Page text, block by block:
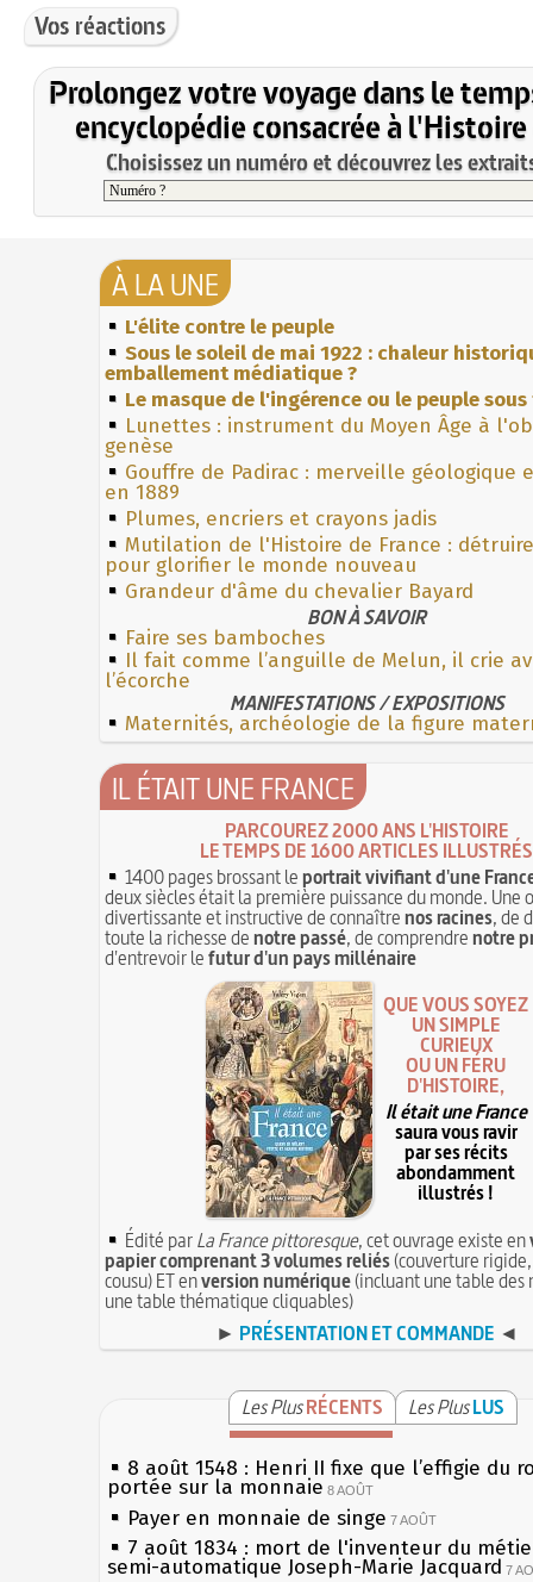
Vos réactions
Prolongez votre voyage dans le
encyclopédie consacrée à l'Histoire
Choisissez un numéro et découvrez les
À LA UNE
L'élite contre le peuple
Sous le soleil de mai 1922 : chaleur
emballement médiatique ?
Le masque de l'ingérence ou le peuple
Lunettes : instrument du Moyen Âge à
genèse
Gouffre de Padirac : merveille géologique
en 1889
Plumes, encriers et crayons jadis
Mutilation de l'Histoire de France :
pour glorifier le monde nouveau
Grandeur d'âme du chevalier Bayard
BON À SAVOIR
Faire ses bamboches
Il fait comme l’anguille de Melun, il crie
l’écorche
MANIFESTATIONS / EXPOSITIONS
Maternités, archéologie de la figure
IL ÉTAIT UNE FRANCE
PARCOUREZ 2000 ANS L'HISTOIRE
LE TEMPS DE 1600 ARTICLES ILLUSTRÉS
1400 pages brossant leportrait vivifiant d'une
deux siècles était la première puissance du monde. Une
divertissante et instructive de connaîtrenos racines, de
toute la richesse denotre passé, de comprendrenotre
d'entrevoir lefutur d'un pays millénaire
QUE VOUS SOYEZ
UN SIMPLE
CURIEUX
OU UN FÉRU
D'HISTOIRE,
Il était une France
saura vous ravir
par ses récits
abondamment
illustrés !
Édité parLa France pittoresque, cet ouvrage existe en
papier comprenant 3 volumes reliés(couverture
cousu) ET enversion numérique(incluant une table des
une table thématique cliquables)
► PRÉSENTATION ET COMMANDE ◄
Les PlusRÉCENTS Les PlusLUS
8 août 1548 : Henri II fixe que l’effigie du
portée sur la monnaie 8 AOÛT
Payer en monnaie de singe 7 AOÛT
7 août 1834 : mort de l'inventeur du
semi-automatique Joseph-Marie Jacquard 7